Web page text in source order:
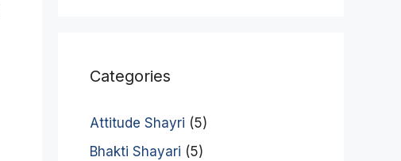
Categories
Attitude Shayri (5)
Bhakti Shayari (5)